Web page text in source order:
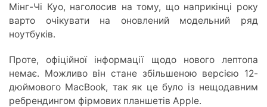
Мінг-Чі Куо, наголосив на тому, що наприкінці року
варто очікувати на оновлений модельний ряд
ноутбуків.
Проте, офіційної інформації щодо нового лептопа
немає. Можливо він стане збільшеною версією 12-
дюймового MacBook, так як це було із нещодавним
ребрендингом фірмових планшетів Apple.